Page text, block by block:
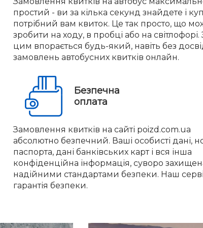
простий - ви за кілька секунд знайдете і
потрібний вам квиток. Це так просто, що
зробити на ходу, в пробці або на світлофорі.
цим впорається будь-який, навіть без
замовлень автобусних квитків онлайн.
Безпечна
оплата
Замовлення квитків на сайті poizd.com.ua
абсолютно безпечний. Ваші особисті дані,
паспорта, дані банківських карт і вся інша
конфіденційна інформація, суворо
надійними стандартами безпеки. Наш
гарантія безпеки.